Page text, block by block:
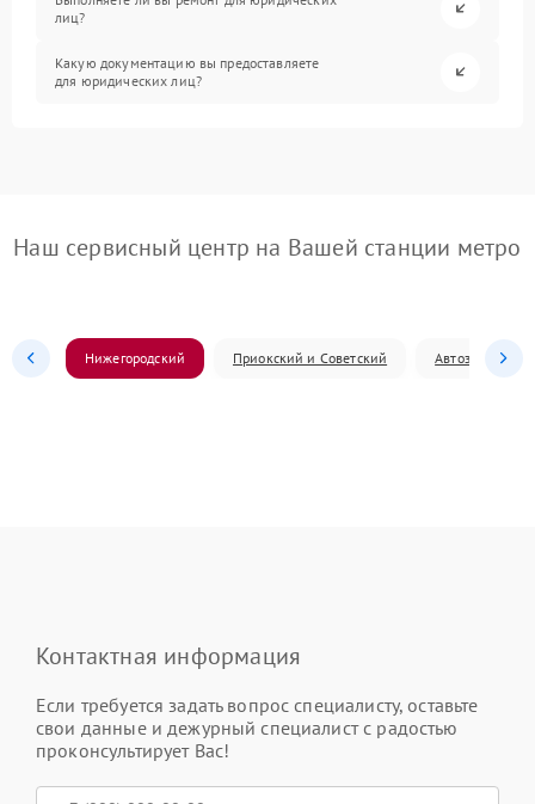
лиц?
Какую документацию вы предоставляете
для юридических лиц?
Наш сервисный центр на Вашей станции метро
Нижегородский Приокский и Советский Автозаводский
Контактная информация
Если требуется задать вопрос специалисту, оставьте
свои данные и дежурный специалист с радостью
проконсультирует Вас!